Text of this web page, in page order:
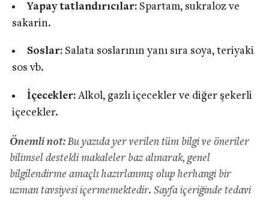
Yapay tatlandırıcılar:Spartam, sukraloz ve
sakarin.
Soslar:Salata soslarının yanı sıra soya, teriyaki
sos vb.
İçecekler:Alkol, gazlı içecekler ve diğer şekerli
içecekler.
Önemli not: Bu yazıda yer verilen tüm bilgi ve öneriler
bilimsel destekli makaleler baz alınarak, genel
bilgilendirme amaçlı hazırlanmış olup herhangi bir
uzman tavsiyesi içermemektedir. Sayfa içeriğinde tedavi